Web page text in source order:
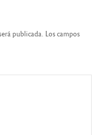
publicada. Los campos